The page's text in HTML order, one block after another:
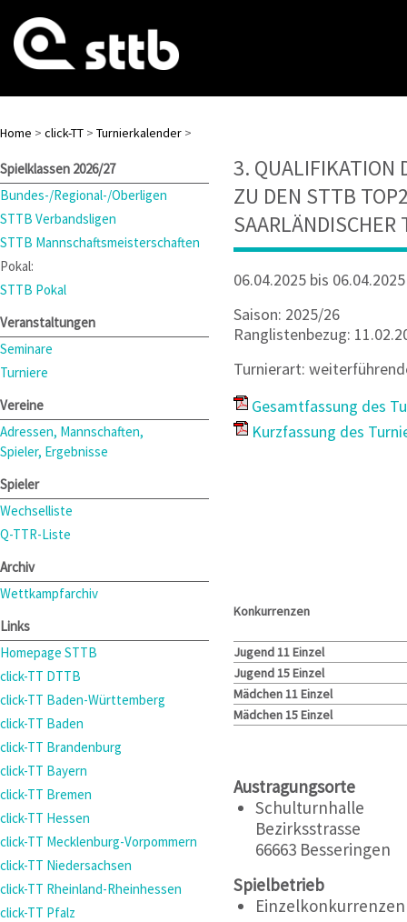
Home > click-TT > Turnierkalender >
Spielklassen 2026/27
Bundes-/Regional-/Oberligen
STTB Verbandsligen
STTB Mannschaftsmeisterschaften
Pokal:
STTB Pokal
Veranstaltungen
Seminare
Turniere
Vereine
Adressen, Mannschaften,
Spieler, Ergebnisse
Spieler
Wechselliste
Q-TTR-Liste
Archiv
Wettkampfarchiv
Links
Homepage STTB
click-TT DTTB
click-TT Baden-Württemberg
click-TT Baden
click-TT Brandenburg
click-TT Bayern
click-TT Bremen
click-TT Hessen
click-TT Mecklenburg-Vorpommern
click-TT Niedersachsen
click-TT Rheinland-Rheinhessen
click-TT Pfalz
3. QUALIFIKATION
ZU DEN STTB
06.04.2025 bis 06.04.2025
Saison: 2025/26
Ranglistenbezug:
Turnierart:
Gesamtfassung des
Kurzfassung des
Konkurrenzen
Jugend 11 Einzel
Jugend 15 Einzel
Mädchen 11 Einzel
Mädchen 15 Einzel
Austragungsorte
Schulturnhalle
Bezirksstrasse
66663 Besseringen
Spielbetrieb
Einzelkonkurrenzen